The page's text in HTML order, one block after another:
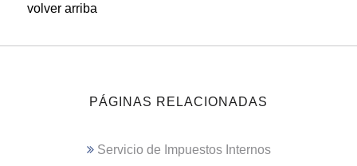
volver arriba
PÁGINAS RELACIONADAS
Servicio de Impuestos Internos